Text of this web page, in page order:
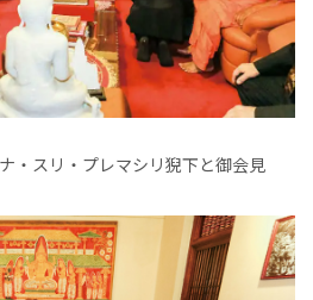
・スリ・プレマシリ猊下と御会見